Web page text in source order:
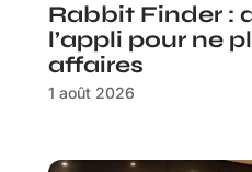
Rabbit Finder :
l’appli pour ne
affaires
1 août 2026